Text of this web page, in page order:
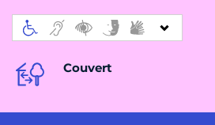
Couvert